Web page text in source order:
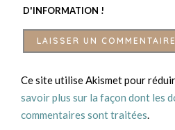
D'INFORMATION !
Ce site utilise Akismet pour
savoir plus sur la façon dont les
commentaires sont traitées.